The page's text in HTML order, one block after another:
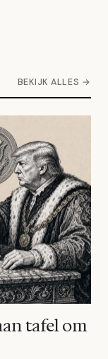
BEKIJK ALLES →
tafel om